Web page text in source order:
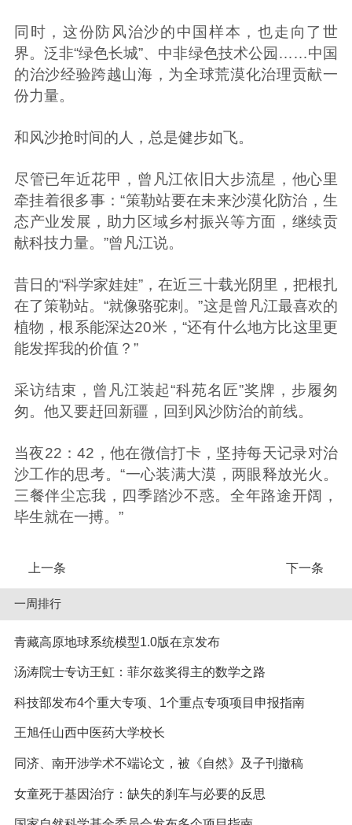
同时，这份防风治沙的中国样本，也走向了世
界。泛非“绿色长城”、中非绿色技术公园……中国
的治沙经验跨越山海，为全球荒漠化治理贡献一
份力量。
和风沙抢时间的人，总是健步如飞。
尽管已年近花甲，曾凡江依旧大步流星，他心里
牵挂着很多事：“策勒站要在未来沙漠化防治，生
态产业发展，助力区域乡村振兴等方面，继续贡
献科技力量。”曾凡江说。
昔日的“科学家娃娃”，在近三十载光阴里，把根扎
在了策勒站。“就像骆驼刺。”这是曾凡江最喜欢的
植物，根系能深达20米，“还有什么地方比这里更
能发挥我的价值？”
采访结束，曾凡江装起“科苑名匠”奖牌，步履匆
匆。他又要赶回新疆，回到风沙防治的前线。
当夜22：42，他在微信打卡，坚持每天记录对治
沙工作的思考。“一心装满大漠，两眼释放光火。
三餐伴尘忘我，四季踏沙不惑。全年路途开阔，
毕生就在一搏。”
上一条 下一条
一周排行
青藏高原地球系统模型1.0版在京发布
汤涛院士专访王虹：菲尔兹奖得主的数学之路
科技部发布4个重大专项、1个重点专项项目申报指南
王旭任山西中医药大学校长
同济、南开涉学术不端论文，被《自然》及子刊撤稿
女童死于基因治疗：缺失的刹车与必要的反思